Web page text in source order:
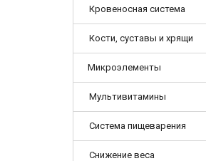
Кровеносная система
Кости, суставы и хрящи
Микроэлементы
Мультивитамины
Система пищеварения
Снижение веса